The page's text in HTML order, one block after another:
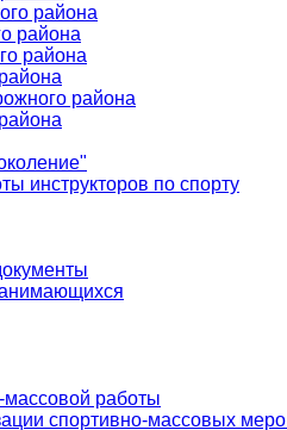
района
района
района
района
инструкторов по спорту
массовой работы
спортивно-массовых